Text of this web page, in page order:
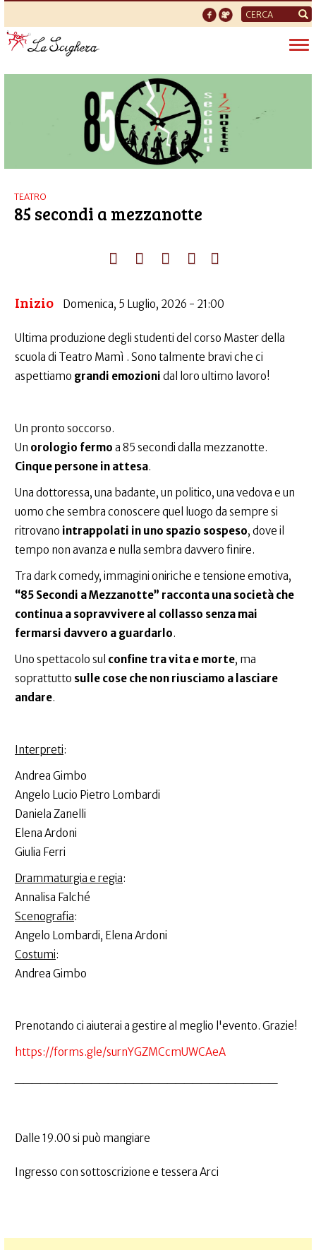
Form
di
ricerca
TEATRO
85 secondi a mezzanotte
Inizio Domenica, 5 Luglio, 2026 - 21:00
Ultima produzione degli studenti del corso Master della
scuola di Teatro Mamì . Sono talmente bravi che ci
aspettiamo grandi emozioni dal loro ultimo lavoro!
Un pronto soccorso.
Un orologio fermo a 85 secondi dalla mezzanotte.
Cinque persone in attesa.
Una dottoressa, una badante, un politico, una vedova e un
uomo che sembra conoscere quel luogo da sempre si
ritrovano intrappolati in uno spazio sospeso, dove il
tempo non avanza e nulla sembra davvero finire.
Tra dark comedy, immagini oniriche e tensione emotiva,
“85 Secondi a Mezzanotte” racconta una società che
continua a sopravvivere al collasso senza mai
fermarsi davvero a guardarlo.
Uno spettacolo sul confine tra vita e morte, ma
soprattutto sulle cose che non riusciamo a lasciare
andare.
Interpreti:
Andrea Gimbo
Angelo Lucio Pietro Lombardi
Daniela Zanelli
Elena Ardoni
Giulia Ferri
Drammaturgia e regia:
Annalisa Falché
Scenografia:
Angelo Lombardi, Elena Ardoni
Costumi:
Andrea Gimbo
Prenotando ci aiuterai a gestire al meglio l'evento. Grazie!
https://forms.gle/surnYGZMCcmUWCAeA
Dalle 19.00 si può mangiare
Ingresso con sottoscrizione e tessera Arci